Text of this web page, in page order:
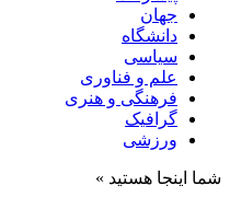
جهان
دانشگاه
سیاسی
علم و فناوری
فرهنگی و هنری
گرافیک
ورزشی
شما اینجا هستید »